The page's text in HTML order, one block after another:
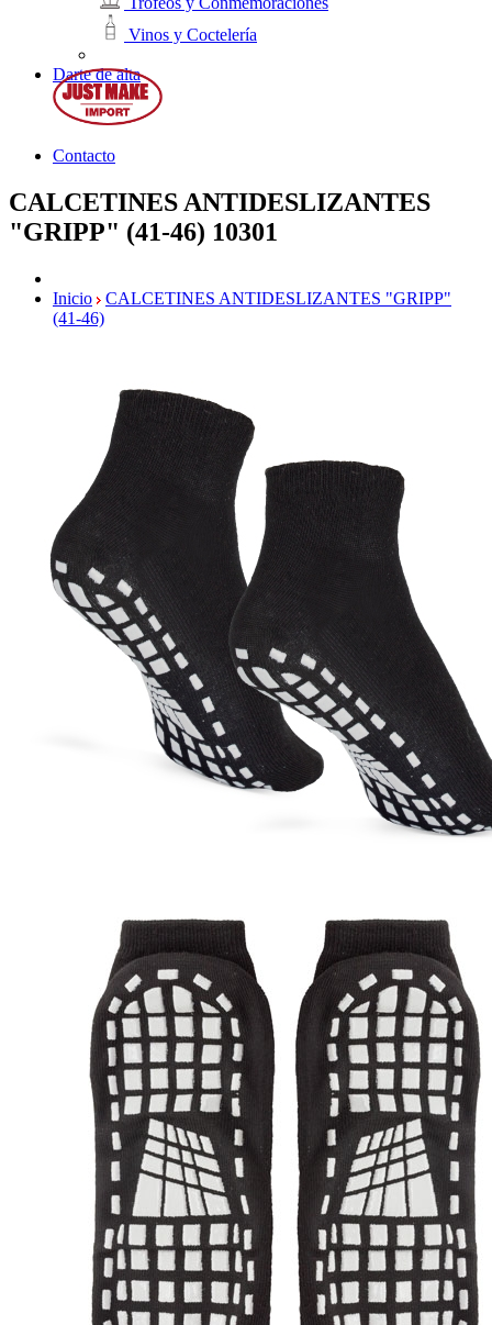
Vinos y Coctelería
Darte de alta
Contacto
CALCETINES ANTIDESLIZANTES
"GRIPP" (41-46) 10301
Inicio
CALCETINES ANTIDESLIZANTES "GRIPP"
(41-46)